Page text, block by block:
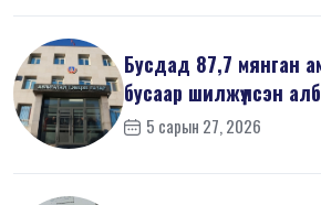
Бусдад 87,7 мянган
бусаар шилжүүлсэн
5 сарын 27, 2026